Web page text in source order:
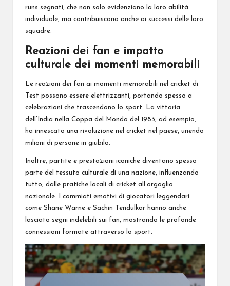
runs segnati, che non solo evidenziano la loro abilità
individuale, ma contribuiscono anche ai successi delle loro
squadre.
Reazioni dei fan e impatto
culturale dei momenti memorabili
Le reazioni dei fan ai momenti memorabili nel cricket di
Test possono essere elettrizzanti, portando spesso a
celebrazioni che trascendono lo sport. La vittoria
dell’India nella Coppa del Mondo del 1983, ad esempio,
ha innescato una rivoluzione nel cricket nel paese, unendo
milioni di persone in giubilo.
Inoltre, partite e prestazioni iconiche diventano spesso
parte del tessuto culturale di una nazione, influenzando
tutto, dalle pratiche locali di cricket all’orgoglio
nazionale. I commiati emotivi di giocatori leggendari
come Shane Warne e Sachin Tendulkar hanno anche
lasciato segni indelebili sui fan, mostrando le profonde
connessioni formate attraverso lo sport.